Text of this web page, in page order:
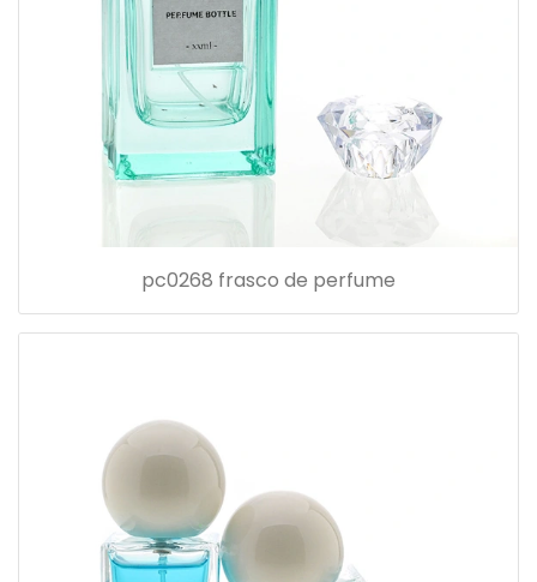
pc0268 frasco de perfume